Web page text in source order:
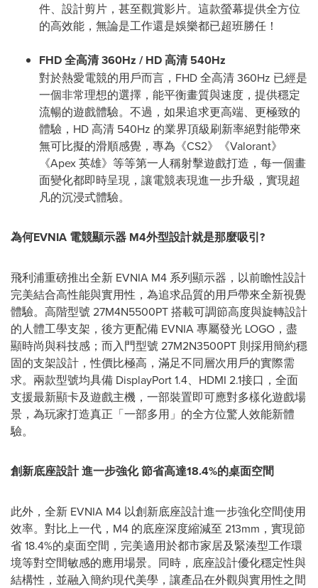
件、設計剪片，甚至觀賞影片。這款螢幕提供全方位
的高效能，無論是工作還是娛樂都已超班勝任！
FHD 全高清 360Hz / HD 高清 540Hz
對於熱愛電競的用戶而言 ，FHD 全高清 360Hz 已經是
一個非常理想的選擇，能平衡畫質與速度，提供穩定
流暢的遊戲體驗。不過， 如果追求更高端、更極致的
體驗，HD 高清 540Hz 的業界頂級刷新率絕對能帶來
無可比擬的滑順感覺，專為《CS2》《Valorant》
《Apex 英雄》等等第一人稱射擊遊戲打造，每一個畫
面變化都即時呈現，讓電競表現進一步升級，實現超
凡的沉浸式體驗。
為何EVNIA 電競顯示器 M4外型設計就是那麼吸引?
飛利浦重磅推出全新 EVNIA M4 系列顯示器，以前瞻性設計
完美結合高性能與實用性，為追求品質的用戶帶來全新視覺
體驗。高階型號 27M4N5500PT 搭載可調節高度與旋轉設計
的人體工學支架，後方更配備 EVNIA 專屬發光 LOGO，盡
顯時尚與科技感；而入門型號 27M2N3500PT 則採用簡約穩
固的支架設計，性價比極高，滿足不同層次用戶的實際需
求。兩款型號均具備 DisplayPort 1.4、HDMI 2.1接口，全面
支援最新顯卡及遊戲主機，一部裝置即可應對多樣化遊戲場
景，為玩家打造真正「一部多用」的全方位驚人效能新體
驗。
創新底座設計 進一步強化 節省高達18.4%的桌面空間
此外，全新 EVNIA M4 以創新底座設計進一步強化空間使用
效率。對比上一代，M4 的底座深度縮減至 213mm，實現節
省 18.4%的桌面空間，完美適用於都市家居及緊湊型工作環
境等對空間敏感的應用場景。同時，底座設計優化穩定性與
結構性，並融入簡約現代美學，讓產品在外觀與實用性之間